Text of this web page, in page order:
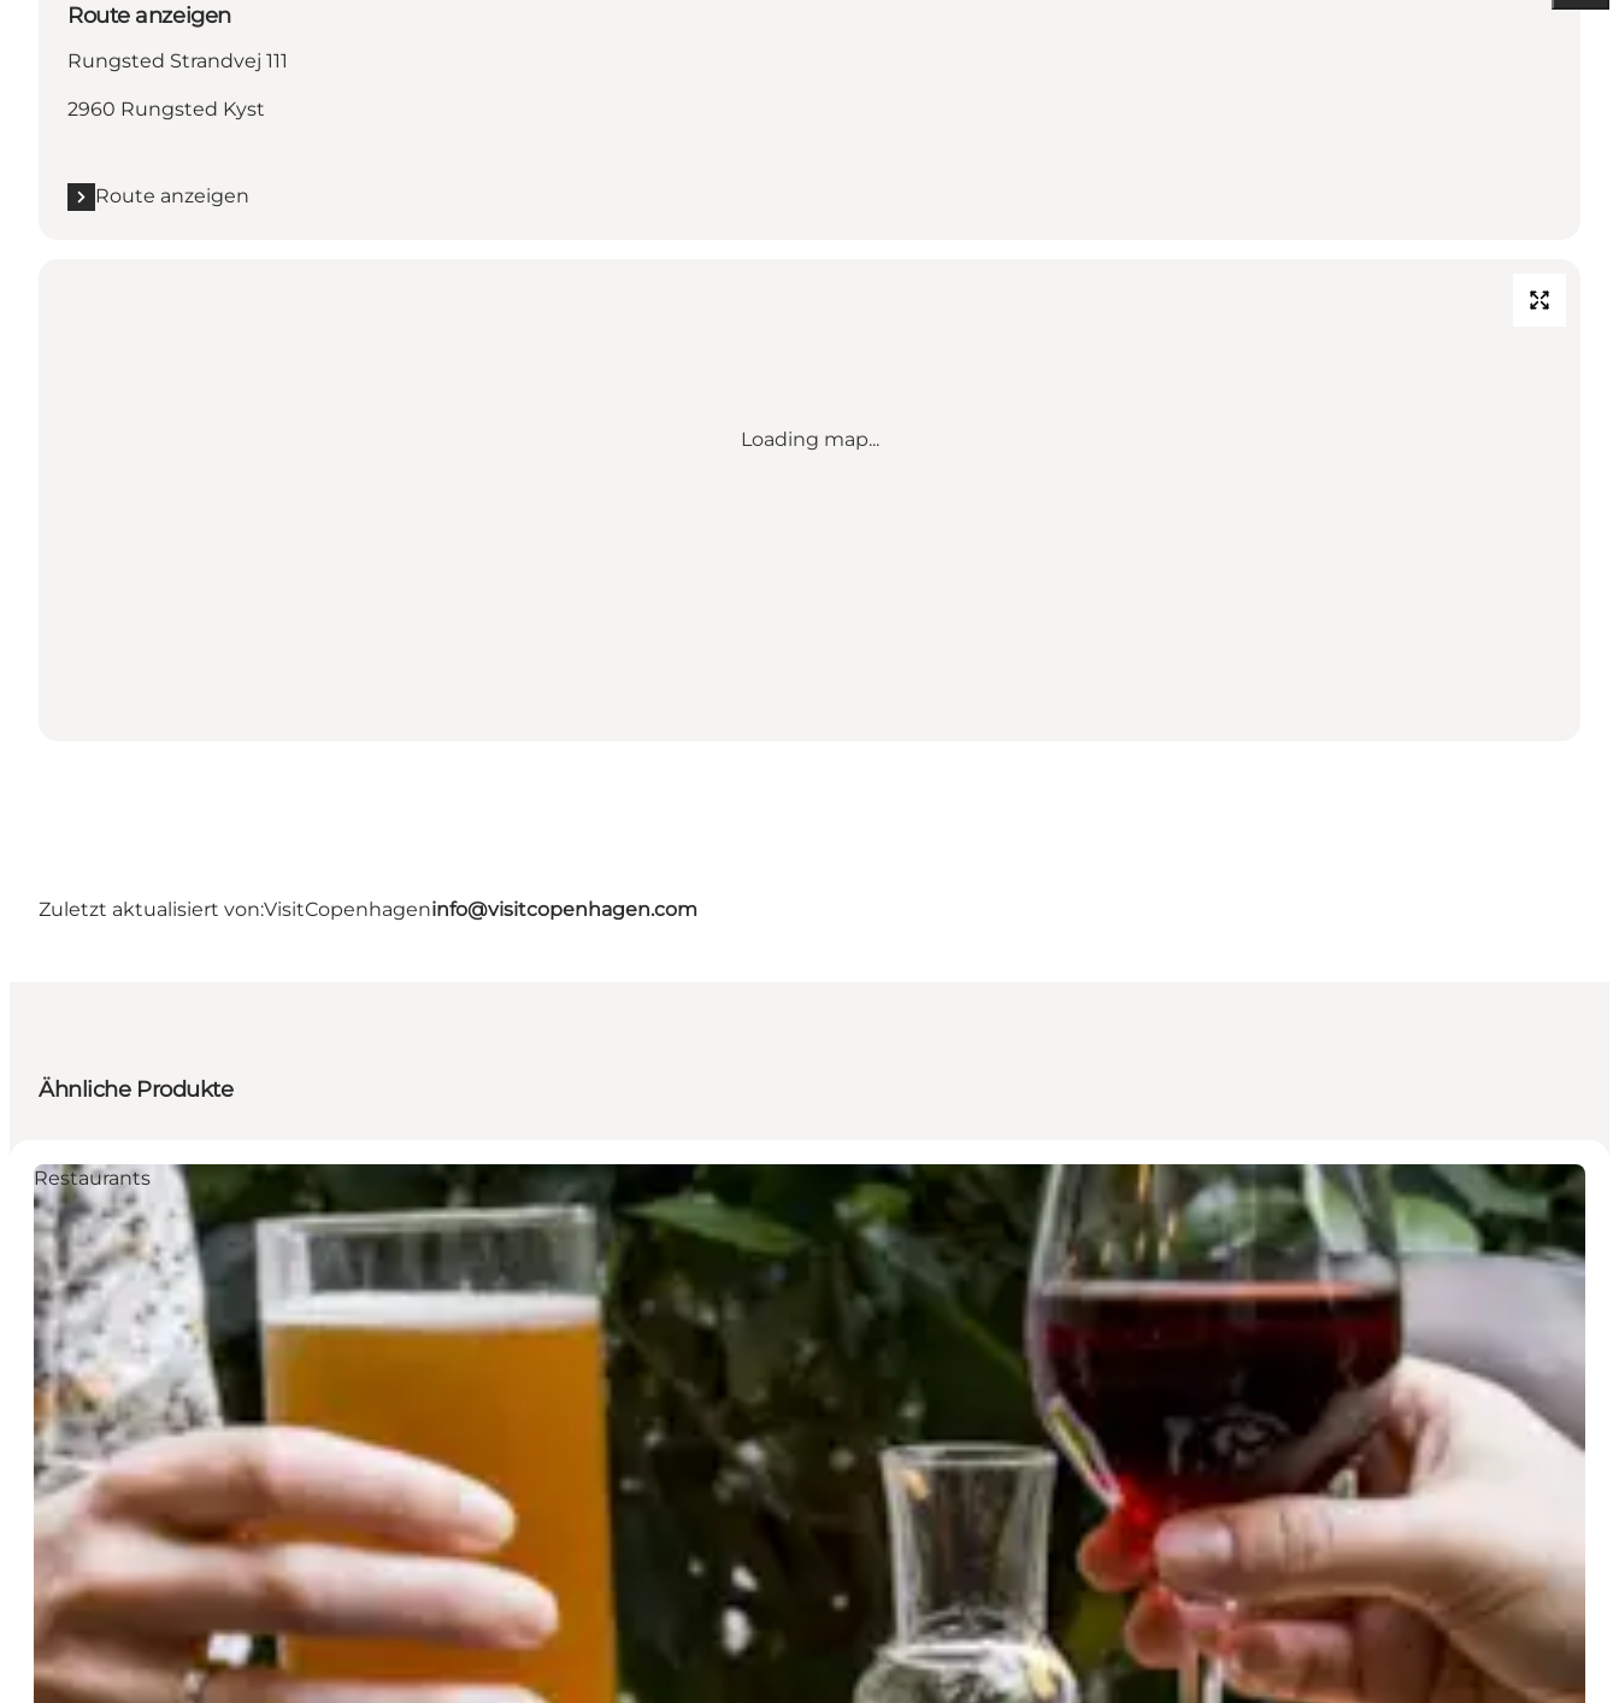
Route anzeigen
Rungsted Strandvej 111
2960 Rungsted Kyst
Route anzeigen
Loading map...
Zuletzt aktualisiert von:VisitCopenhageninfo@visitcopenhagen.com
Ähnliche Produkte
Restaurants